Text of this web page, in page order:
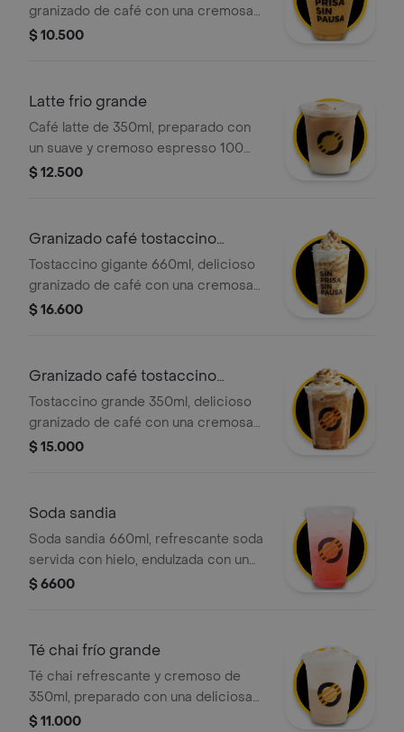
granizado de café con una cremosa
mezcla de café 100 porciento
elección.
$ 10.500
Latte frio grande
Café latte de 350ml, preparado con
un suave y cremoso espresso 100
porciento colombiano, la cantidad
$ 12.500
Granizado café tostaccino
gigante full
Tostaccino gigante 660ml, delicioso
granizado de café con una cremosa
mezcla de café 100 porciento
$ 16.600
Granizado café tostaccino
grande full
Tostaccino grande 350ml, delicioso
granizado de café con una cremosa
mezcla de café 100 porciento
$ 15.000
Soda sandia
Soda sandia 660ml, refrescante soda
servida con hielo, endulzada con un
delicioso jarabe de sandía.
$ 6600
Té chai frío grande
Té chai refrescante y cremoso de
350ml, preparado con una deliciosa
mezcla de té negro, canela, clavos,
$ 11.000